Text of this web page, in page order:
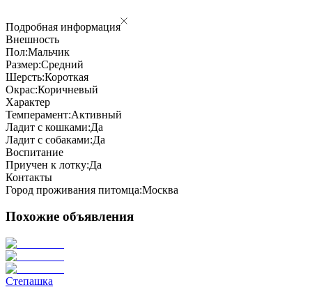
Подробная информация
Внешность
Пол:Мальчик
Размер:Средний
Шерсть:Короткая
Окрас:Коричневый
Характер
Темперамент:Активный
Ладит с кошками:Да
Ладит с собаками:Да
Воспитание
Приучен к лотку:Да
Контакты
Город проживания питомца:Москва
Похожие объявления
Степашка